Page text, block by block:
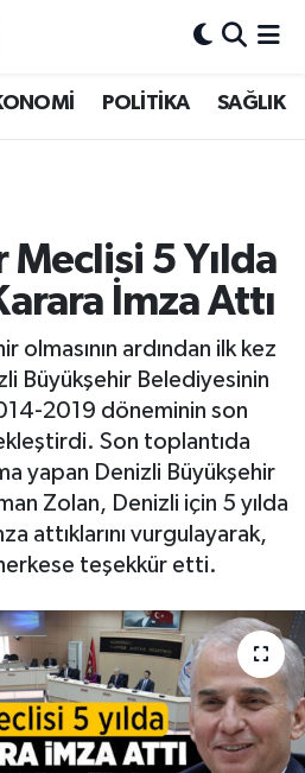
POLİTİKA SAĞLIK
Meclisi 5 Yılda
İmza Attı
olmasının ardından ilk kez
Büyükşehir Belediyesinin
2019 döneminin son
Son toplantıda
yapan Denizli Büyükşehir
Zolan, Denizli için 5 yılda
attıklarını vurgulayarak,
teşekkür etti.